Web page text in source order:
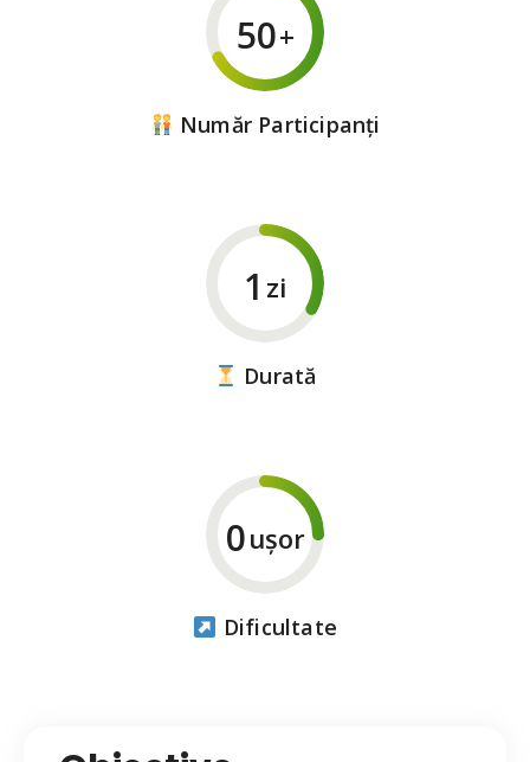
50+
Număr Participanți
1 zi
Durată
1ușor
Dificultate